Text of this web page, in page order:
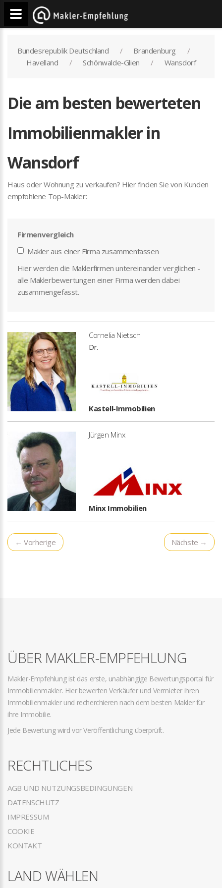
Bundesrepublik Deutschland
Brandenburg
Havelland
Schönwalde-Glien Wansdorf
Die am besten bewerteten
Immobilienmakler in
Wansdorf
Haus oder Wohnung zu verkaufen? Hier finden Sie von Kunden
empfohlene Top-Makler:
Firmenvergleich
Makler aus einer Firma zusammenfassen
Hier werden die Maklerfirmen untereinander verglichen -
alle Maklerbewertungen einer Firma werden dabei
zusammengefasst.
Cornelia Nietsch
Dr.
Kastell-Immobilien
Jürgen Minx
Minx Immobilien
← Vorherige Nächste →
ÜBER MAKLER-EMPFEHLUNG
Makler-Empfehlung ist das erste, unabhängige Bewertungsportal für
Immobilienmakler. Hier bewerten Verkäufer und Vermieter ihren
Immobilienmakler und recherchieren nach dem besten Makler für
ihre Immobilie.
Jede Bewertung wird vor Veröffentlichung überprüft.
RECHTLICHES
AGB UND NUTZUNGSBEDINGUNGEN
DATENSCHUTZ
IMPRESSUM
COOKIE
KONTAKT
LAND WÄHLEN